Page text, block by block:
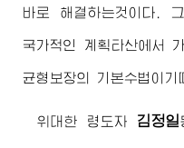
바로 해결하는것이다.
국가적인 계획타산에서
균형보장의 기본수법이기
위대한 령도자 김정일